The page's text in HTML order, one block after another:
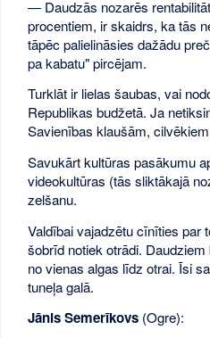
— Daudzās nozarēs
procentiem, ir skaidrs, ka tās
tāpēc palielināsies dažādu
pa kabatu" pircējam.
Turklāt ir lielas šaubas, vai
Republikas budžetā. Ja
Savienības klaušām,
Savukārt kultūras pasākumu
videokultūras (tās sliktākajā
zelšanu.
Valdībai vajadzētu cīnīties par
šobrīd notiek otrādi.
no vienas algas līdz otrai. Īsi
tuneļa galā.
Jānis Semerīkovs (Ogre):